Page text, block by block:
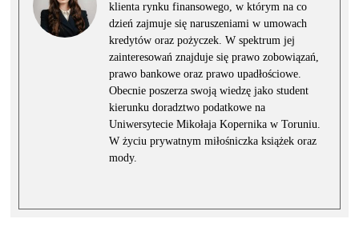
klienta rynku finansowego, w którym na co
dzień zajmuje się naruszeniami w umowach
kredytów oraz pożyczek. W spektrum jej
zainteresowań znajduje się prawo zobowiązań,
prawo bankowe oraz prawo upadłościowe.
Obecnie poszerza swoją wiedzę jako student
kierunku doradztwo podatkowe na
Uniwersytecie Mikołaja Kopernika w Toruniu.
W życiu prywatnym miłośniczka książek oraz
mody.